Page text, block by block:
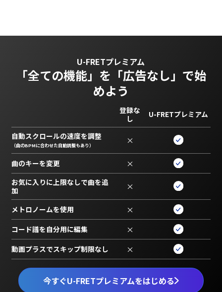
U-FRETプレミアム
「全ての機能」を 「広告なし」で始
めよう
今すぐU-FRETプレミアムをはじめる
登録な
し
U-FRETプレミアム
自動スクロールの速度を調整
（曲のBPMに合わせた自動調整もあり） ×
曲のキーを変更 ×
お気に入りに上限なしで曲を追
加
×
メトロノームを使用 ×
コード譜を自分用に編集 ×
動画プラスでスキップ制限なし ×